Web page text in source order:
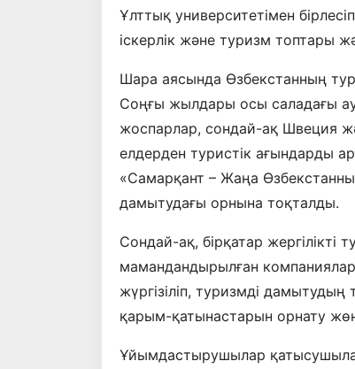
Ұлттық университетімен
іскерлік және туризм топтары
Шара аясында Өзбекстанның
Соңғы жылдары осы саладағы
жоспарлар, сондай-ақ Швеция
елдерден туристік ағындарды
«Самарқант – Жаңа
дамытудағы орнына тоқталды.
Сондай-ақ, бірқатар
мамандандырылған
жүргізіліп, туризмді
қарым-қатынастарын орнату
Ұйымдастырушылар